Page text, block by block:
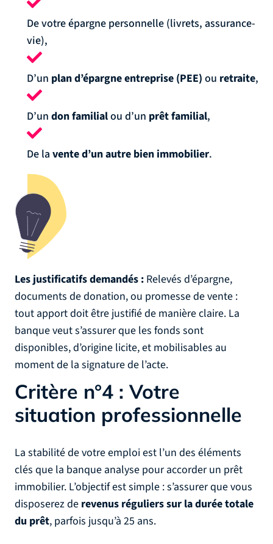
De votre épargne personnelle (livrets, assurance-
vie),
D’un plan d’épargne entreprise (PEE) ou retraite,
D’un don familialou d’un prêt familial,
De la vente d’un autre bien immobilier.
Les justificatifs demandés : Relevés d’épargne,
documents de donation, ou promesse de vente :
tout apport doit être justifié de manière claire. La
banque veut s’assurer que les fonds sont
disponibles, d’origine licite, et mobilisables au
moment de la signature de l’acte.
Critère n°4 : Votre
situation professionnelle
La stabilité de votre emploi est l’un des éléments
clés que la banque analyse pour accorder un prêt
immobilier. L’objectif est simple : s’assurer que vous
disposerez de revenus réguliers sur la durée totale
du prêt, parfois jusqu’à 25 ans.